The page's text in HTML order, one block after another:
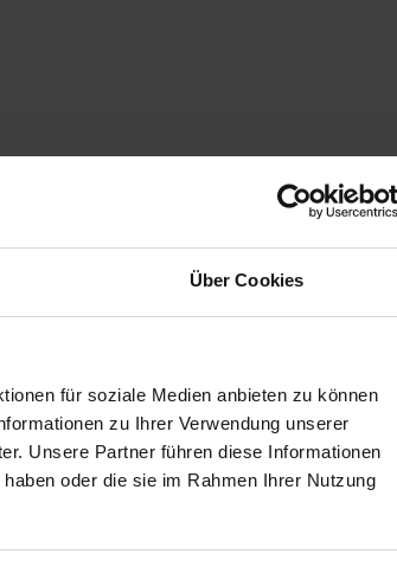
Über Cookies
für soziale Medien anbieten zu können
zu Ihrer Verwendung unserer
Unsere Partner führen diese Informationen
oder die sie im Rahmen Ihrer Nutzung